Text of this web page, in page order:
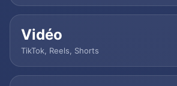
Vidéo
TikTok, Reels, Shorts